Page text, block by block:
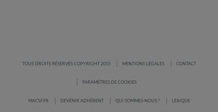
TOUS DROITS RÉSERVÉS COPYRIGHT 2015 MENTIONS LÉGALES CONTACT
PARAMÈTRES DE COOKIES
MACSF.FR DEVENIR ADHÉRENT QUI SOMMES-NOUS ? LEXIQUE